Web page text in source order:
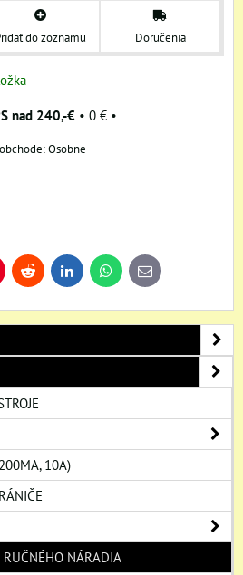
do zoznamu Doručenia
nad 240,-€ • 0 € •
Osobne
Reddit LinkedInWhatsApp
E-
mail
10A)
RUČNÉHO NÁRADIA